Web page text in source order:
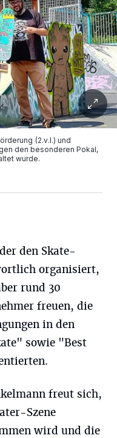
(2.v.l.) und
den besonderen Pokal,
wurde.
den Skate-
organisiert,
rund 30
freuen, die
in den
sowie "Best
freut sich,
Szene
wird und die